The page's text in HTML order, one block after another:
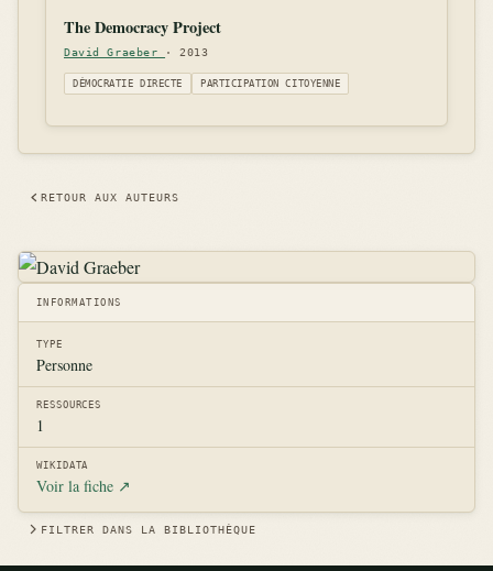
The Democracy Project
David Graeber · 2013
DÉMOCRATIE DIRECTE PARTICIPATION CITOYENNE
RETOUR AUX AUTEURS
INFORMATIONS
TYPE
Personne
RESSOURCES
1
WIKIDATA
Voir la fiche ↗
FILTRER DANS LA BIBLIOTHÈQUE